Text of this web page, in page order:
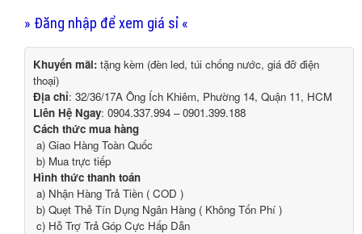
» Đăng nhập để xem giá sỉ «
Khuyến mãi: tặng kèm (đèn led, túi chống nước, giá đỡ điện
thoại)
Địa chỉ: 32/36/17A Ông Ích Khiêm, Phường 14, Quận 11, HCM
Liên Hệ Ngay: 0904.337.994 – 0901.399.188
Cách thức mua hàng
a) Giao Hàng Toàn Quốc
b) Mua trực tiếp
Hình thức thanh toán
a) Nhận Hàng Trả Tiền ( COD )
b) Quẹt Thẻ Tín Dụng Ngân Hàng ( Không Tốn Phí )
c) Hỗ Trợ Trả Góp Cực Hấp Dẫn